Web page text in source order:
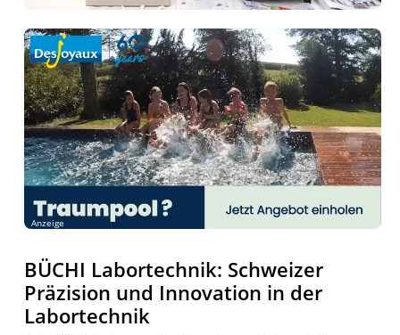
Anzeige
BÜCHI Labortechnik: Schweizer
Präzision und Innovation in der
Labortechnik